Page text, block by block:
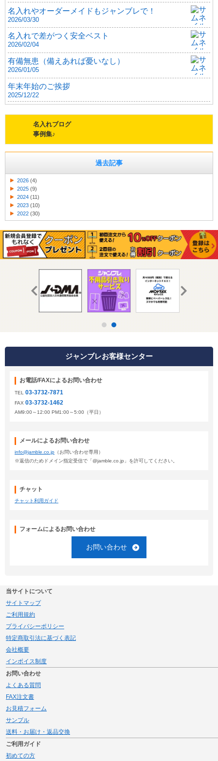
名入れやオーダーメイドもジャンブレで！
2026/03/30
名入れで差がつく安全ベスト
2026/02/04
有備無患（備えあれば憂いなし）
2026/01/05
年末年始のご挨拶
2025/12/22
名入れブログ
事例集♪
過去記事
2026 (4)
2025 (9)
2024 (11)
2023 (10)
2022 (30)
ジャンブレお客様センター
お電話/FAXによるお問い合わせ
TEL 03-3732-7871
FAX 03-3732-1462
AM9:00～12:00 PM1:00～5:00（平日）
メールによるお問い合わせ
info@jamble.co.jp （お問い合わせ専用）
※返信のためドメイン指定受信で「@jamble.co.jp」を許可してください。
チャット
チャット利用ガイド
フォームによるお問い合わせ
お問い合わせ
当サイトについて
サイトマップ
ご利用規約
プライバシーポリシー
特定商取引法に基づく表記
会社概要
インボイス制度
お問い合わせ
よくある質問
FAX注文書
お見積フォーム
サンプル
送料・お届け・返品交換
ご利用ガイド
初めての方